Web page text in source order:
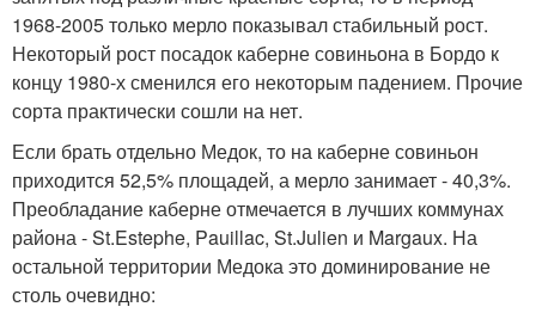
1968-2005 только мерло показывал стабильный рост.
Некоторый рост посадок каберне совиньона в Бордо к
концу 1980-х сменился его некоторым падением. Прочие
сорта практически сошли на нет.
Если брать отдельно Медок, то на каберне совиньон
приходится 52,5% площадей, а мерло занимает - 40,3%.
Преобладание каберне отмечается в лучших коммунах
района - St.Estephe, Pauillac, St.Julien и Margaux. На
остальной территории Медока это доминирование не
столь очевидно: